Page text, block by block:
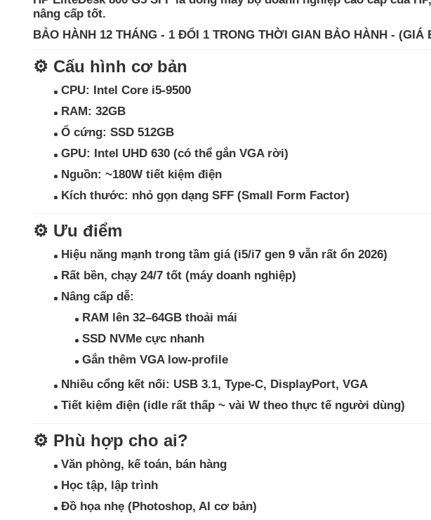
nâng cấp tốt.
BẢO HÀNH 12 THÁNG - 1 ĐỔI 1 TRONG THỜI GIAN BẢO HÀNH - (GIÁ
⚙️ Cấu hình cơ bản
CPU: Intel Core i5-9500
RAM: 32GB
Ổ cứng: SSD 512GB
GPU: Intel UHD 630 (có thể gắn VGA rời)
Nguồn: ~180W tiết kiệm điện
Kích thước: nhỏ gọn dạng SFF (Small Form Factor)
⚙️ Ưu điểm
Hiệu năng mạnh trong tầm giá(i5/i7 gen 9 vẫn rất ổn 2026)
Rất bền, chạy 24/7 tốt (máy doanh nghiệp)
Nâng cấp dễ:
RAM lên 32–64GB thoải mái
SSD NVMe cực nhanh
Gắn thêm VGA low-profile
Nhiều cổng kết nối: USB 3.1, Type-C, DisplayPort, VGA
Tiết kiệm điện (idle rất thấp ~ vài W theo thực tế người dùng)
⚙️ Phù hợp cho ai?
Văn phòng, kế toán, bán hàng
Học tập, lập trình
Đồ họa nhẹ (Photoshop, AI cơ bản)